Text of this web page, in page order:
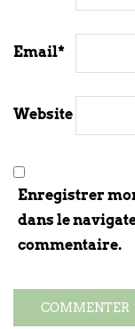
Email*
Website
Enregistrer
dans le
commentaire.